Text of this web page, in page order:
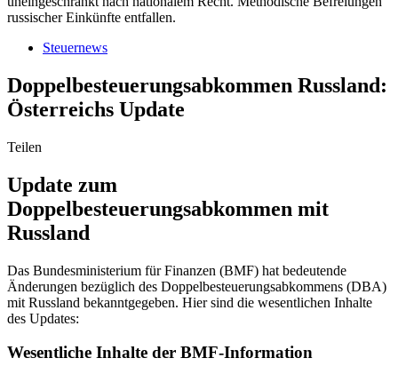
Steuernews
Doppelbesteuerungsabkommen Russland:
Österreichs Update
Teilen
Update zum
Doppelbesteuerungsabkommen mit
Russland
Das Bundesministerium für Finanzen (BMF) hat bedeutende
Änderungen bezüglich des Doppelbesteuerungsabkommens (DBA)
mit Russland bekanntgegeben. Hier sind die wesentlichen Inhalte
des Updates:
Wesentliche Inhalte der BMF-Information